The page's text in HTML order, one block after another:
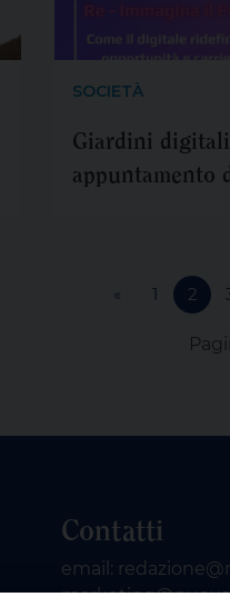
SOCIETÀ
Giardini
appuntamento
« 1 2
Contatti
email: